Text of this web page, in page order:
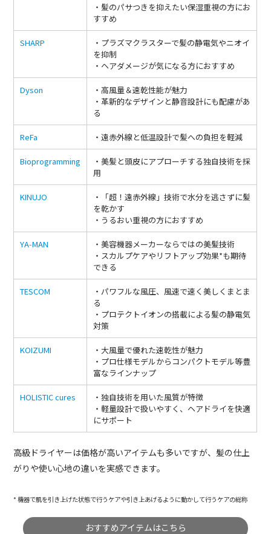
・髪のパサつきを抑えたい保湿重視の方にお
すすめ
SHARP
・プラズマクラスターで髪の静電気やニオイ
を抑制
・ヘアダメージが気になる方におすすめ
Dyson
・高風量＆速乾性能が魅力
・革新的なデザインと静音設計にも配慮があ
る
ReFa ・遠赤外線と低温設計で髪への負担を軽減
Bioprogramming
・美髪と頭皮にアプローチする独自技術を採
用
KINUJO
・「超！遠赤外線」技術で水分を逃さずに髪
を乾かす
・うるおい重視の方におすすめ
YA‑MAN
・美容機器メーカーならではの美髪技術
・スカルプケアやリフトアップ効果*も期待
できる
TESCOM
・パワフルな風圧、風速で速く美しくまとま
る
・プロテクトイオンの搭載による髪の静電気
対策
KOIZUMI
・大風量で優れた速乾性が魅力
・プロ仕様モデルからコンパクトモデル等豊
富なラインナップ
HOLISTIC cures
・独自技術を用いた風質が特徴
・軽量設計で扱いやすく、ヘアドライを快適
にサポート
高級ドライヤーは価格が高いアイテムも多いですが、髪の仕上
がりや使い心地の違いを実感できます。
* 機器で肌を引き上げた状態で行うケアや引き上あげるように動かして行うケアの総称
おすすめアイテムはこちら